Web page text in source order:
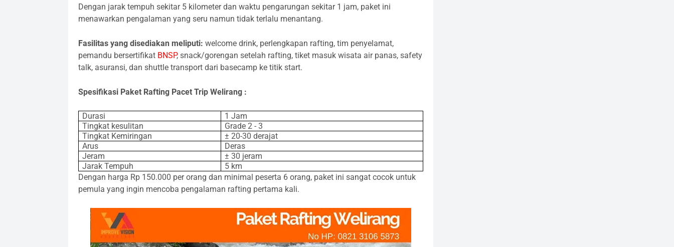
Dengan jarak tempuh sekitar 5 kilometer dan waktu pengarungan sekitar 1 jam, paket ini
menawarkan pengalaman yang seru namun tidak terlalu menantang.
Fasilitas yang disediakan meliputi: welcome drink, perlengkapan rafting, tim penyelamat,
pemandu bersertifikat BNSP, snack/gorengan setelah rafting, tiket masuk wisata air panas, safety
talk, asuransi, dan shuttle transport dari basecamp ke titik start.
Spesifikasi Paket Rafting Pacet Trip Welirang :
Durasi
1 Jam
Tingkat kesulitan
Grade 2 - 3
Tingkat Kemiringan
± 20-30 derajat
Arus
Deras
Jeram
± 30 jeram
Jarak Tempuh
5 km
Dengan harga Rp 150.000 per orang dan minimal peserta 6 orang, paket ini sangat cocok untuk
pemula yang ingin mencoba pengalaman rafting pertama kali.